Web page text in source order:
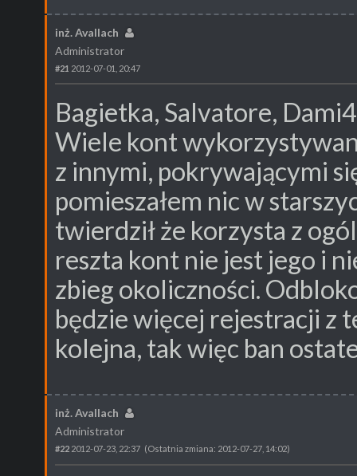
inż. Avallach
Administrator
#21 2012-07-01, 20:47
Bagietka, Salvatore,
Wiele kont
z innymi, pokrywającymi
pomieszałem nic w
twierdził że korzysta z
reszta kont nie jest jego i
zbieg okoliczności.
będzie więcej rejestracji z
kolejna, tak więc ban
inż. Avallach
Administrator
#22 2012-07-23, 22:37 (Ostatnia zmiana: 2012-07-27, 14:02)